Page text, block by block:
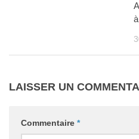
LAISSER UN
Commentaire *